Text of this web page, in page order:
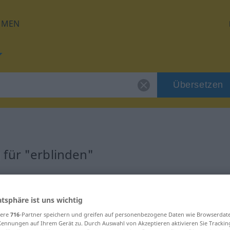
Übersetzen
für "erblinden"
ist uns wichtig
716-Partner speichern und greifen auf personenbezogene Daten wie
auf Ihrem Gerät zu. Durch Auswahl von Akzeptieren aktivieren Sie